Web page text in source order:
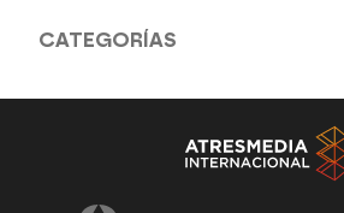
CATEGORÍAS
Antena 3 Noticias El
Tu cara me suena